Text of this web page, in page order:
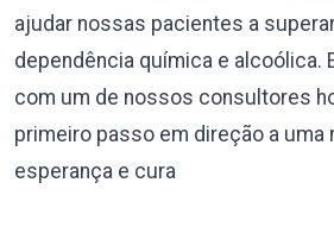
ajudar nossas pacientes a
dependência química e alcoólica.
com um de nossos consultores
primeiro passo em direção a uma
esperança e cura